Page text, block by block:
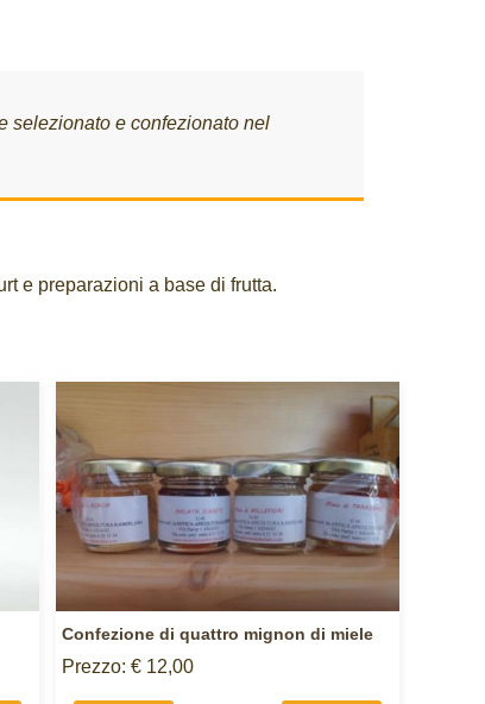
selezionato e confezionato nel
e preparazioni a base di frutta.
Confezione di quattro mignon di miele
Prezzo: € 12,00